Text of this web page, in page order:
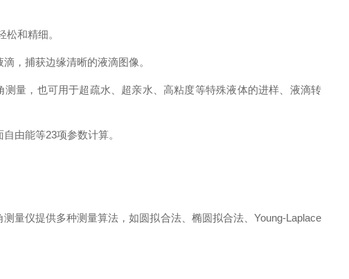
和精细。
，捕获边缘清晰的液滴图像。
量，也可用于超疏水、超亲水、高粘度等特殊液体的进样、液滴转
自由能等23项参数计算。
量仪提供多种测量算法，如圆拟合法、椭圆拟合法、 Young-Laplace